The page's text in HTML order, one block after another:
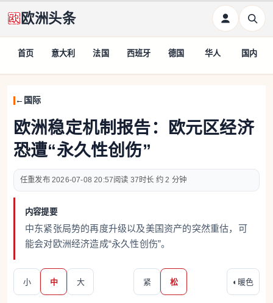
欧洲头条
首页 意大利 法国 西班牙 德国 华人 国内
国际
欧洲稳定机制报告：欧元区经济
恐遭“永久性创伤”
任重 2026-07-08 20:57 37 约 2 分钟
内容提要
中东紧张局势的再度升级以及美国资产的突然重估，可
能会对欧洲经济造成“永久性创伤”。
小 中 大 紧 松 ◐ 暖色